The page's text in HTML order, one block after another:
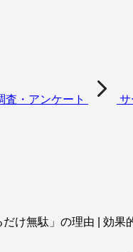
査・アンケート サ
け無駄」の理由 | 効果